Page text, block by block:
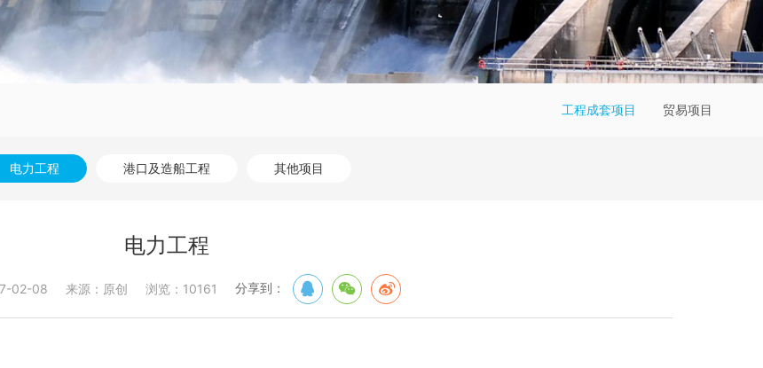
工程成套项目 贸易项目
电力工程 港口及造船工程 其他项目
电力工程
02-08 来源：原创 浏览：10161 分享到：